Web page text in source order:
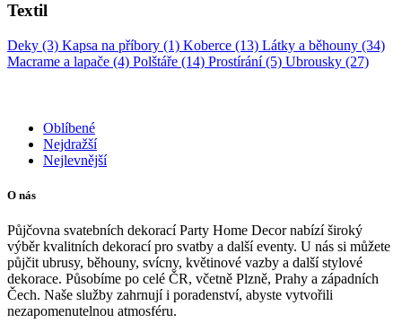
Textil
Deky (3) Kapsa na příbory (1) Koberce (13) Látky a běhouny (34)
Macrame a lapače (4) Polštáře (14) Prostírání (5) Ubrousky (27)
Oblíbené
Nejdražší
Nejlevnější
O nás
Půjčovna svatebních dekorací Party Home Decor nabízí široký
výběr kvalitních dekorací pro svatby a další eventy. U nás si můžete
půjčit ubrusy, běhouny, svícny, květinové vazby a další stylové
dekorace. Působíme po celé ČR, včetně Plzně, Prahy a západních
Čech. Naše služby zahrnují i poradenství, abyste vytvořili
nezapomenutelnou atmosféru.